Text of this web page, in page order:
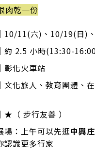
肉乾一份
10/11(六)、10/19(日)
2.5 小時(13:30-
彰化火車站
文化旅人、教育團體、
步行友善 ）
場：上午可以先逛中興
認識更多行家